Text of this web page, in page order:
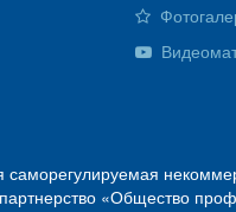
«Общество